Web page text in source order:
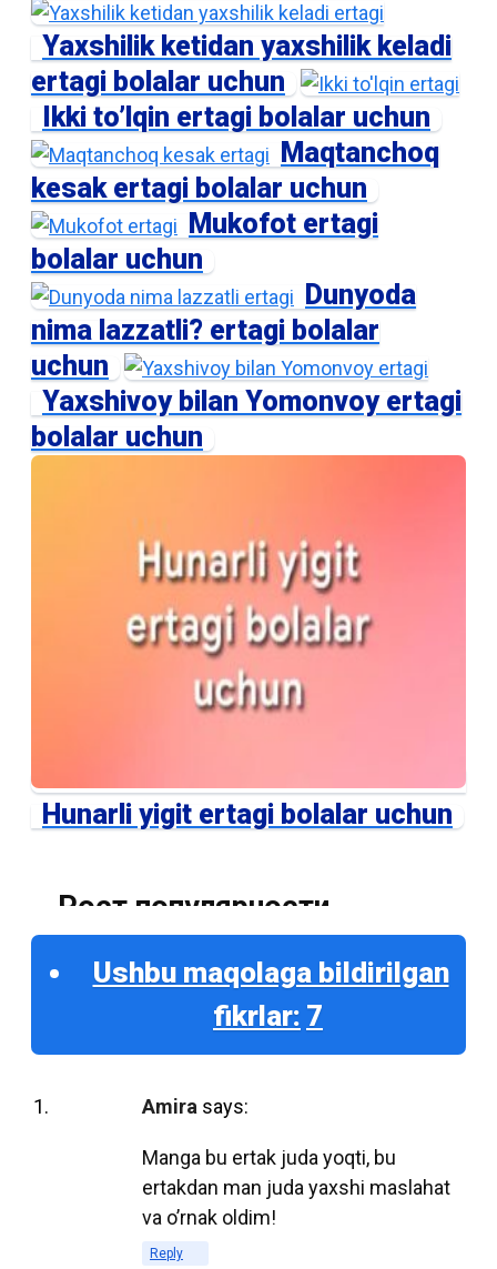
Yaxshilik ketidan yaxshilik keladi
ertagi bolalar uchun
Ikki to’lqin ertagi bolalar uchun
Maqtanchoq
kesak ertagi bolalar uchun
Mukofot ertagi
bolalar uchun
Dunyoda
nima lazzatli? ertagi bolalar
uchun
Yaxshivoy bilan Yomonvoy ertagi
bolalar uchun
Hunarli yigit ertagi bolalar uchun
Рост популярности
электронных учебников:
Причины и перспективы
увеличением доступности электронных
становятся все более популярными в
образовательной среде. Многие школы,
колледжи и университеты переходят на
использование электронных ресурсов,
Ushbu maqolaga bildirilgan
fikrlar: 7
Amira says:
Manga bu ertak juda yoqti, bu
ertakdan man juda yaxshi maslahat
va o’rnak oldim!
Reply